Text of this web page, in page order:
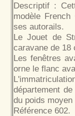
Descriptif :
modèle
ses autorails.
Le Jouet de
caravane de 18
Les fenêtres
orne le flanc
département
du poids
Référence 602.